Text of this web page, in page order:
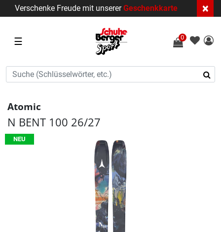
Verschenke Freude mit unsererGeschenkkarte ×
☰ 0
Atomic
N BENT 100 26/27
NEU